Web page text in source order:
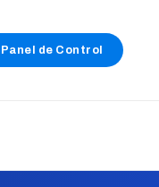
Panel de Control